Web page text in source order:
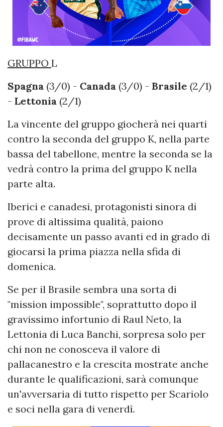
GRUPPO L
Spagna (3/0) - Canada (3/0) - Brasile (2/1)
- Lettonia (2/1)
La vincente del gruppo giocherà nei quarti
contro la seconda del gruppo K, nella parte
bassa del tabellone, mentre la seconda se la
vedrà contro la prima del gruppo K nella
parte alta.
Iberici e canadesi, protagonisti sinora di
prove di altissima qualità, paiono
decisamente un passo avanti ed in grado di
giocarsi la prima piazza nella sfida di
domenica.
Se per il Brasile sembra una sorta di
"mission impossible", soprattutto dopo il
gravissimo infortunio di Raul Neto, la
Lettonia di Luca Banchi, sorpresa solo per
chi non ne conosceva il valore di
pallacanestro e la crescita mostrate anche
durante le qualificazioni, sarà comunque
un'avversaria di tutto rispetto per Scariolo
e soci nella gara di venerdì.